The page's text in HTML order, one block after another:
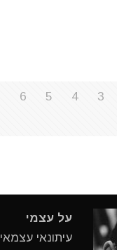
3
4
5
6
על עצמי
עיתונאי